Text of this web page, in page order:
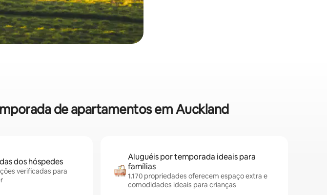
de apartamentos em Auckland
dos hóspedes
verificadas para
Aluguéis por temporada ideais para
famílias
1.170 propriedades oferecem espaço extra e
comodidades ideais para crianças